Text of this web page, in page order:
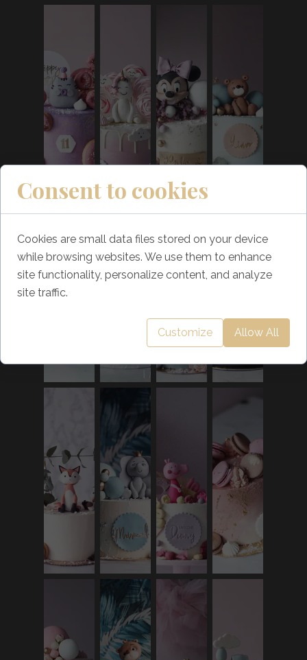
Consent to cookies
Cookies are small data files stored on your device
while browsing websites. We use them to enhance
site functionality, personalize content, and analyze
site traffic.
Customize Allow All